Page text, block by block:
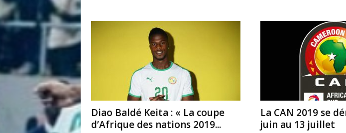
Diao Baldé Keita : « La coupe
d’Afrique des nations 2019...
La CAN 2019 se
juin au 13 juillet